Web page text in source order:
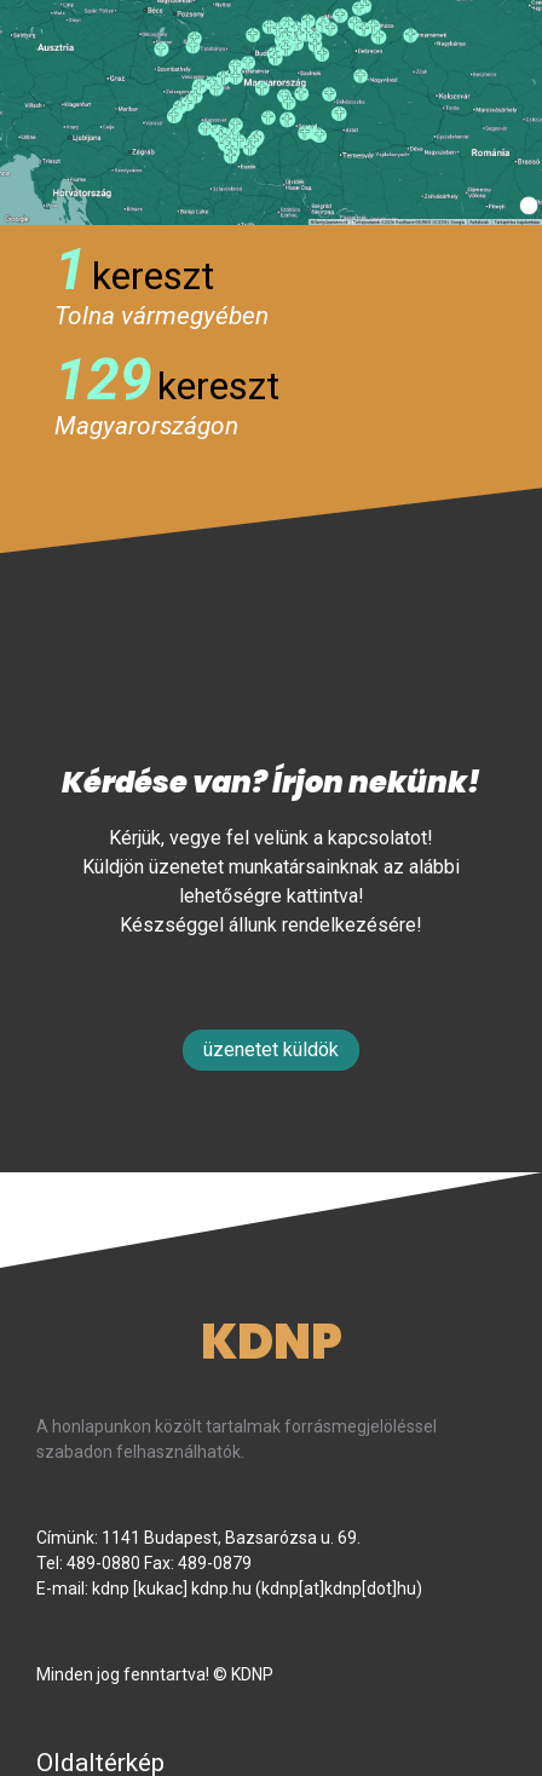
1 kereszt
Tolna vármegyében
129kereszt
Magyarországon
Kérdése van? Írjon nekünk!
Kérjük, vegye fel velünk a kapcsolatot!
Küldjön üzenetet munkatársainknak az alábbi
lehetőségre kattintva!
Készséggel állunk rendelkezésére!
üzenetet küldök
KDNP
A honlapunkon közölt tartalmak forrásmegjelöléssel
szabadon felhasználhatók.
Címünk: 1141 Budapest, Bazsarózsa u. 69.
Tel: 489-0880 Fax: 489-0879
E-mail: kdnp [kukac] kdnp hu (kdnp[at]kdnp[dot]hu)
Minden jog fenntartva! © KDNP
Oldaltérkép